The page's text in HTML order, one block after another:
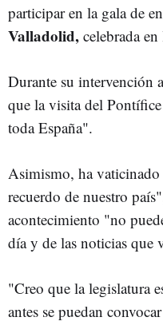
participar en la gala de
Valladolid, celebrada
Durante su intervención
que la visita del
toda España".
Asimismo, ha
recuerdo de nuestro
acontecimiento "no
día y de las noticias que
"Creo que la legislatura
antes se puedan